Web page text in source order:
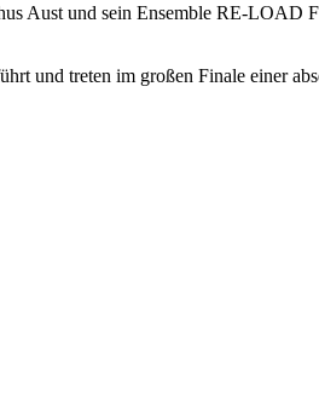
Aust und sein Ensemble RE-
und treten im großen Finale einer